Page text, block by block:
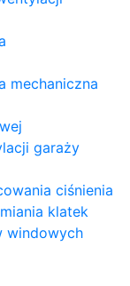
mechaniczna
garaży
ciśnienia
klatek
windowych